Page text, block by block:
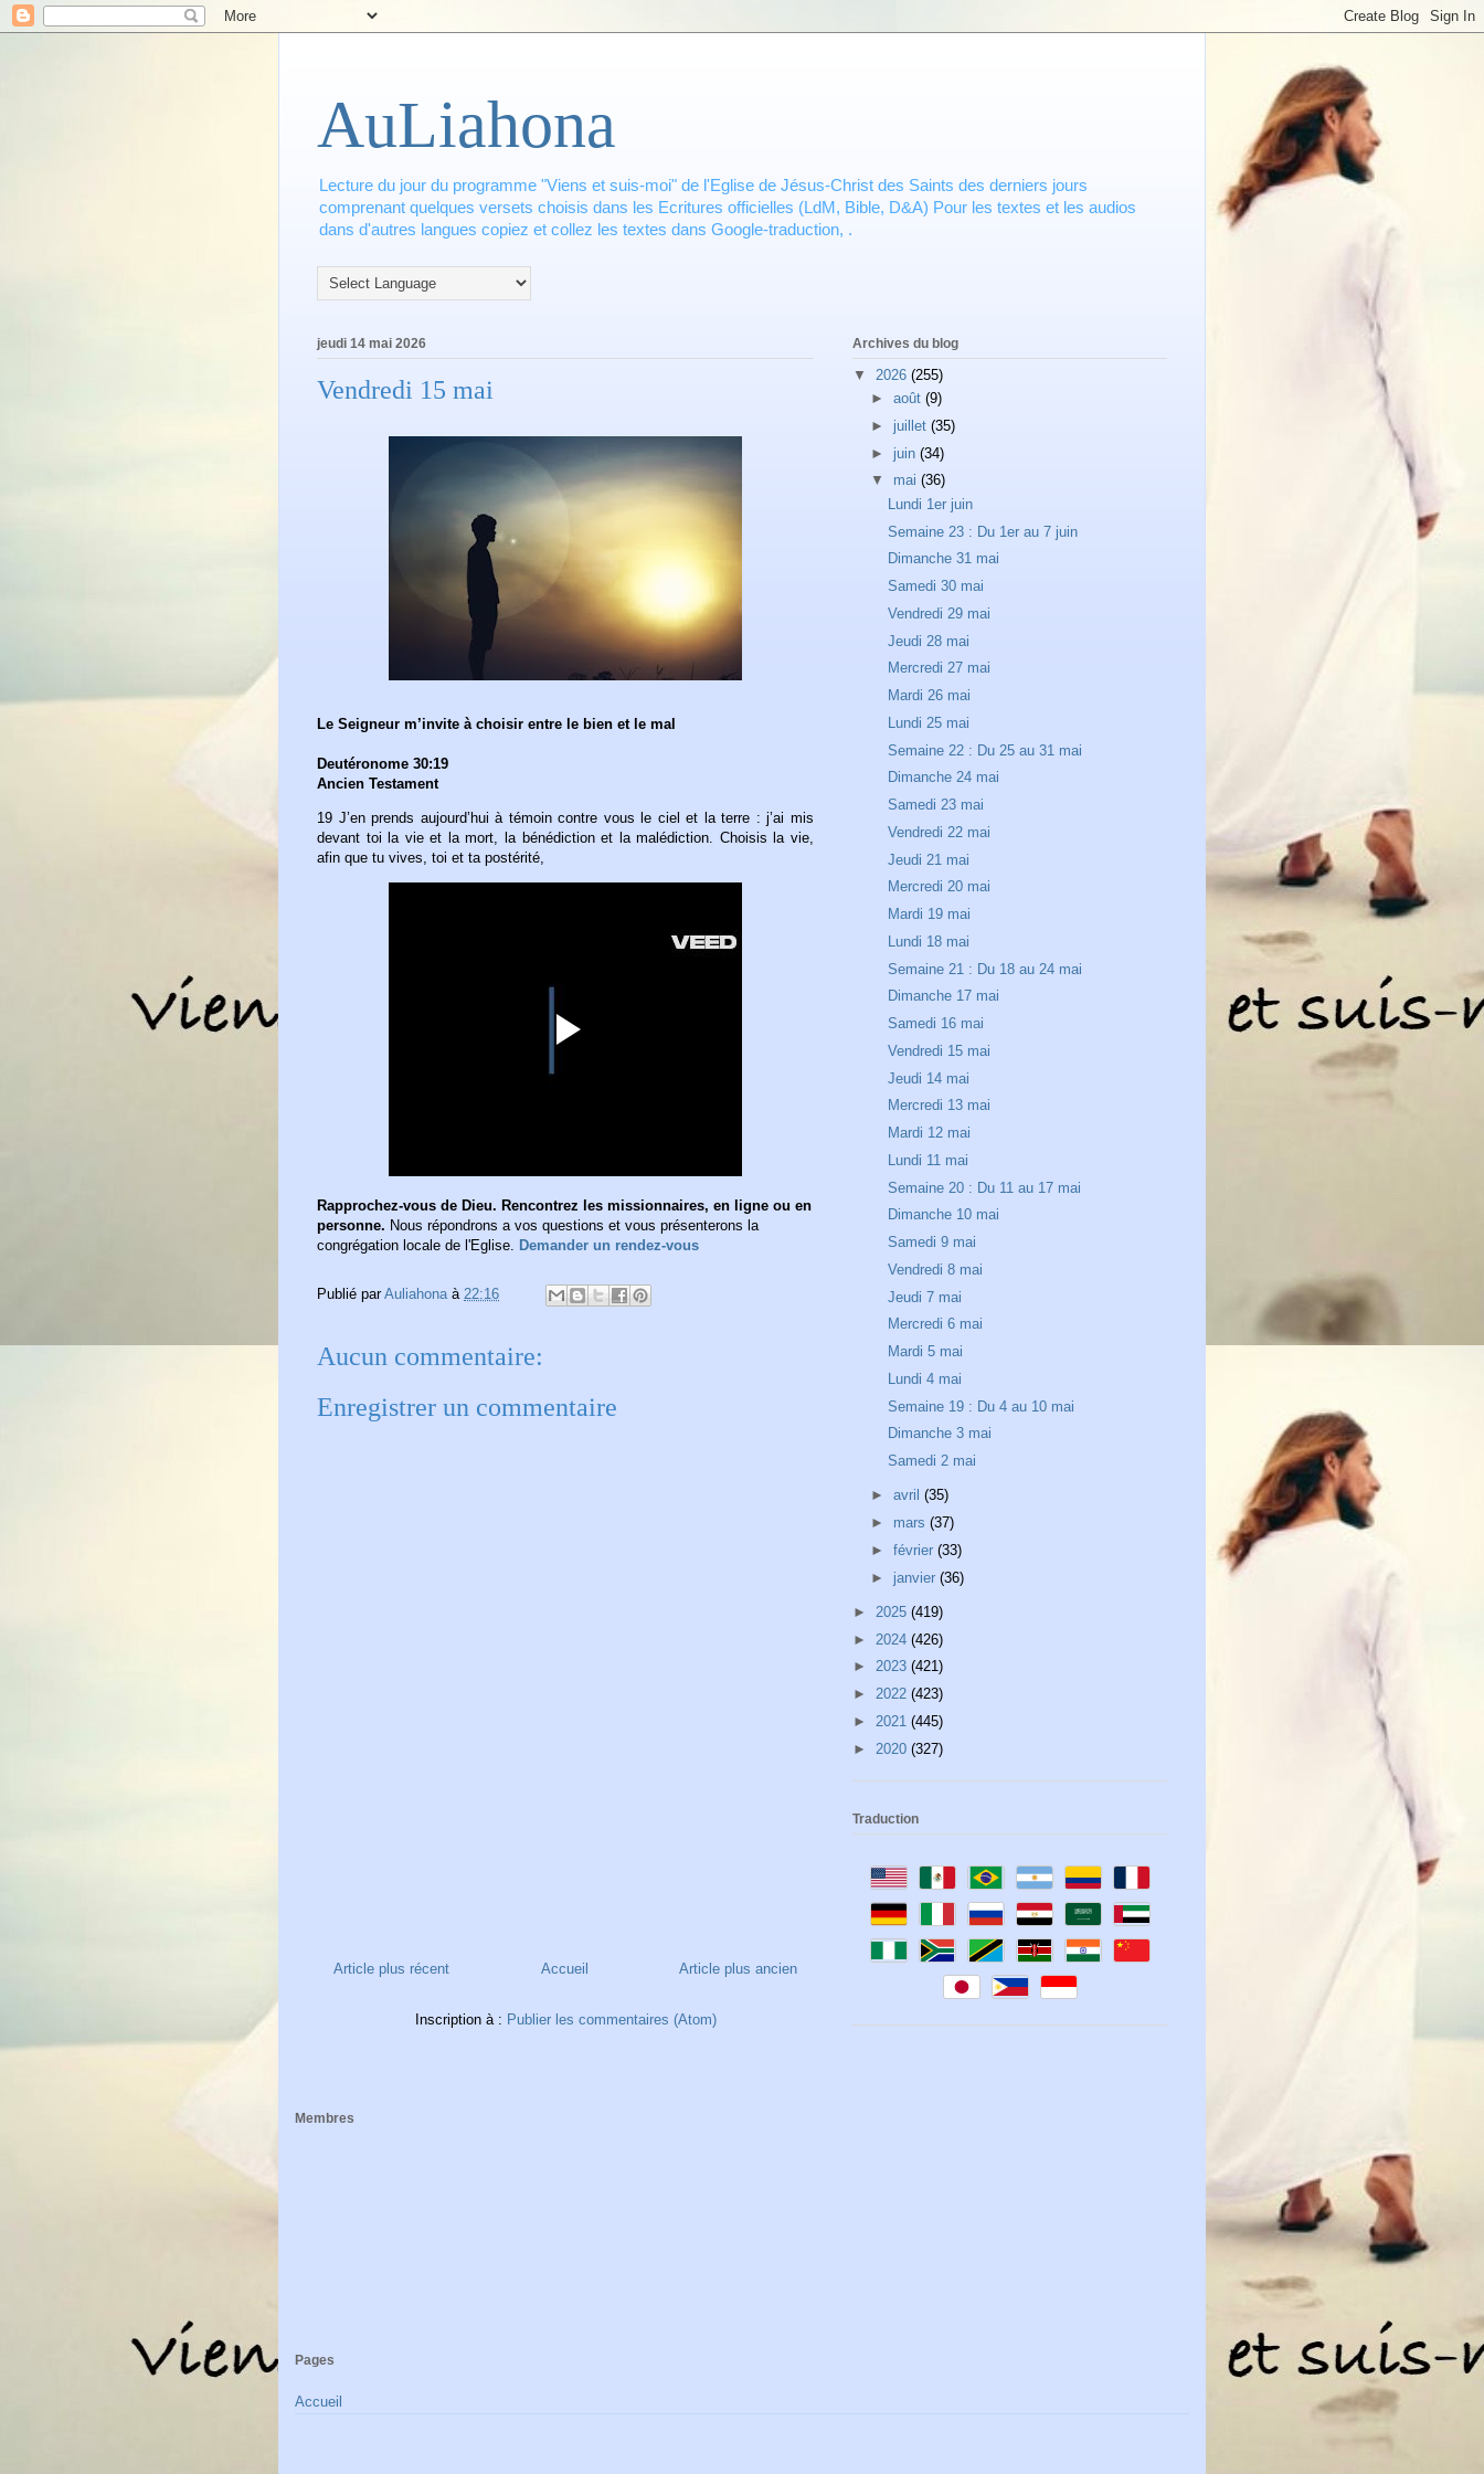
AuLiahona
Lecture du jour du programme "Viens et suis-moi" de l'Eglise de Jésus-Christ des Saints des derniers jours
comprenant quelques versets choisis dans les Ecritures officielles (LdM, Bible, D&A) Pour les textes et les audios
dans d'autres langues copiez et collez les textes dans Google-traduction, .
jeudi 14 mai 2026
Vendredi 15 mai
Le Seigneur m’invite à choisir entre le bien et le mal
Deutéronome 30:19
Ancien Testament
19 J’en prends aujourd’hui à témoin contre vous le ciel et la terre : j’ai mis
devant toi la vie et la mort, la bénédiction et la malédiction. Choisis la vie,
afin que tu vives, toi et ta postérité,
Rapprochez-vous de Dieu. Rencontrez les missionnaires, en ligne ou en
personne. Nous répondrons a vos questions et vous présenterons la
congrégation locale de l'Eglise. Demander un rendez-vous
Publié parAuliahona à 22:16
Aucun commentaire:
Enregistrer un commentaire
Article plus récent Article plus ancien
Accueil
Inscription à : Publier les commentaires (Atom)
Archives du blog
▼ 2026 (255)
► août (9)
► juillet (35)
► juin (34)
▼ mai (36)
Lundi 1er juin
Semaine 23 : Du 1er au 7 juin
Dimanche 31 mai
Samedi 30 mai
Vendredi 29 mai
Jeudi 28 mai
Mercredi 27 mai
Mardi 26 mai
Lundi 25 mai
Semaine 22 : Du 25 au 31 mai
Dimanche 24 mai
Samedi 23 mai
Vendredi 22 mai
Jeudi 21 mai
Mercredi 20 mai
Mardi 19 mai
Lundi 18 mai
Semaine 21 : Du 18 au 24 mai
Dimanche 17 mai
Samedi 16 mai
Vendredi 15 mai
Jeudi 14 mai
Mercredi 13 mai
Mardi 12 mai
Lundi 11 mai
Semaine 20 : Du 11 au 17 mai
Dimanche 10 mai
Samedi 9 mai
Vendredi 8 mai
Jeudi 7 mai
Mercredi 6 mai
Mardi 5 mai
Lundi 4 mai
Semaine 19 : Du 4 au 10 mai
Dimanche 3 mai
Samedi 2 mai
► avril (35)
► mars (37)
► février (33)
► janvier (36)
► 2025 (419)
► 2024 (426)
► 2023 (421)
► 2022 (423)
► 2021 (445)
► 2020 (327)
Traduction
Membres
Pages
Accueil